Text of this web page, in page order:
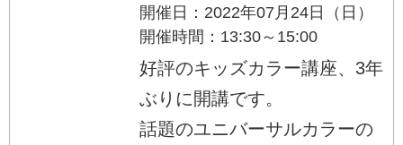
開催日：2022年07月24日（日）
開催時間：13:30～15:00
好評のキッズカラー講座、3年
ぶりに開講です。
話題のユニバーサルカラーの